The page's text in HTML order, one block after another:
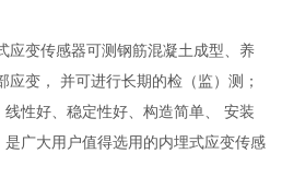
变传感器可测钢筋混凝土成型、养
变， 并可进行长期的检（监）测；
性好、稳定性好、构造简单、 安装
广大用户值得选用的内埋式应变传感